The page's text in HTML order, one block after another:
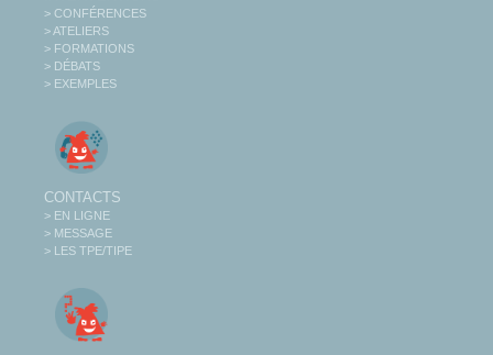
> CONFÉRENCES
> ATELIERS
> FORMATIONS
> DÉBATS
> EXEMPLES
CONTACTS
> EN LIGNE
> MESSAGE
> LES TPE/TIPE